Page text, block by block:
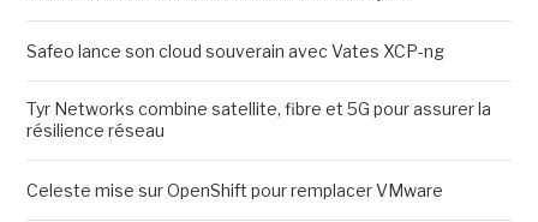
Safeo lance son cloud souverain avec Vates XCP-ng
Tyr Networks combine satellite, fibre et 5G pour assurer la
résilience réseau
Celeste mise sur OpenShift pour remplacer VMware